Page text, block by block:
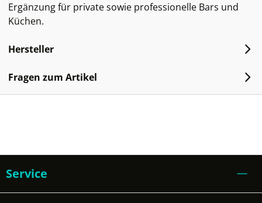
Ergänzung für private sowie professionelle Bars und
Küchen.
Hersteller
Fragen zum Artikel
Service